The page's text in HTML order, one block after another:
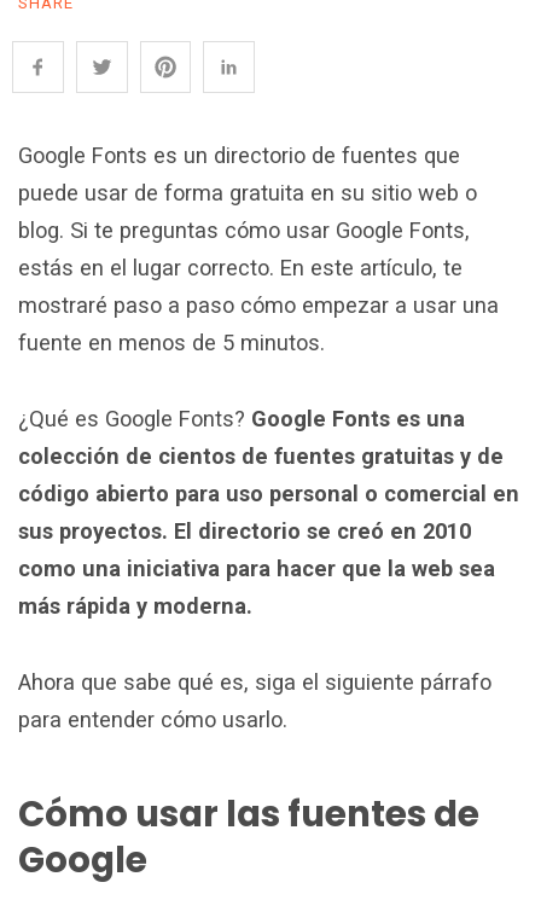
Google Fonts es un directorio de fuentes que
puede usar de forma gratuita en su sitio web o
blog. Si te preguntas cómo usar Google Fonts,
estás en el lugar correcto. En este artículo, te
mostraré paso a paso cómo empezar a usar una
fuente en menos de 5 minutos.
¿Qué es Google Fonts? Google Fonts es una
colección de cientos de fuentes gratuitas y de
código abierto para uso personal o comercial en
sus proyectos. El directorio se creó en 2010
como una iniciativa para hacer que la web sea
más rápida y moderna.
Ahora que sabe qué es, siga el siguiente párrafo
para entender cómo usarlo.
Cómo usar las fuentes de
Google